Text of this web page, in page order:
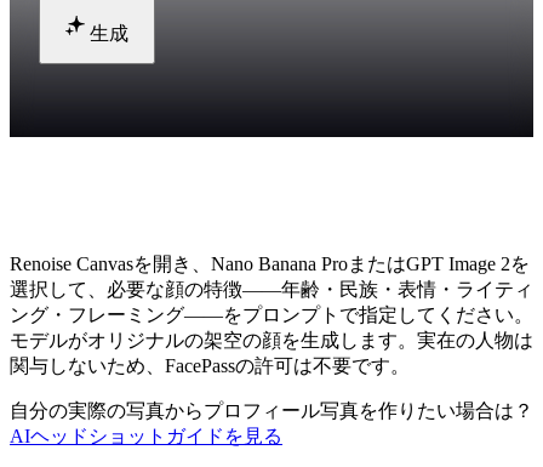
生成
Renoise Canvasを開き、Nano Banana ProまたはGPT Image 2を
選択して、必要な顔の特徴——年齢・民族・表情・ライティ
ング・フレーミング——をプロンプトで指定してください。
モデルがオリジナルの架空の顔を生成します。実在の人物は
関与しないため、FacePassの許可は不要です。
自分の実際の写真からプロフィール写真を作りたい場合は？
AIヘッドショットガイドを見る